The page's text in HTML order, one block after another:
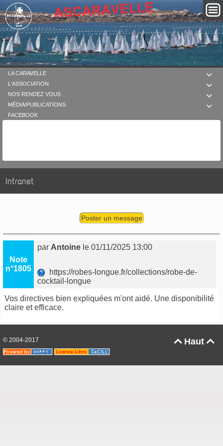

LA CARAVELLE

L'ASSOCIATION

NOS RENDEZ VOUS

MÉDIA/PUBLICATIONS
FACEBOOK
Intranet
Poster un message
Note
n°1805
par Antoine le 01/11/2025 13:00
https://robes-longue.fr/collections/robe-de-
cocktail-longue
Vos directives bien expliquées m'ont aidé. Une disponibilité
claire et efficace.
Haut 
© 2004-2017